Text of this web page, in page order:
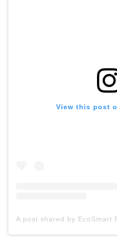
View this post
A post shared by EcoSmart